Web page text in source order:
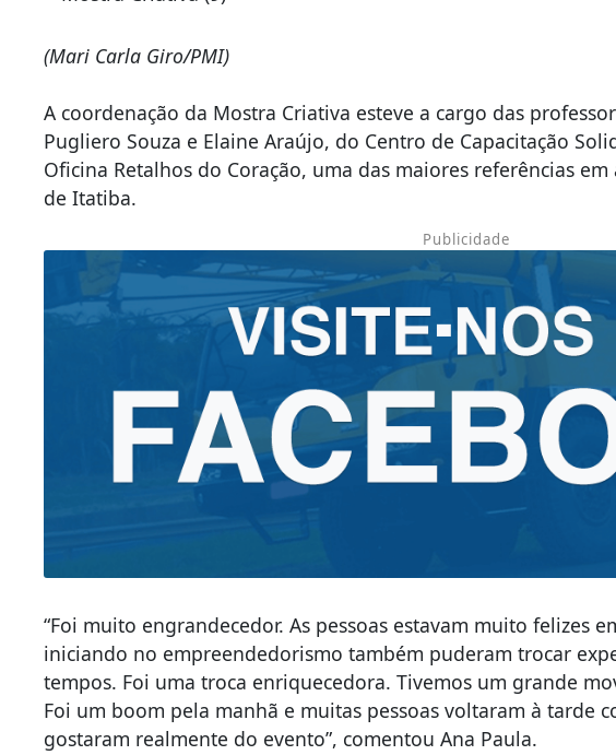
(Mari Carla Giro/PMI)
A coordenação da Mostra Criativa esteve a cargo das
Pugliero Souza e Elaine Araújo, do Centro de Capacitação
Oficina Retalhos do Coração, uma das maiores referências
de Itatiba.
Publicidade
“Foi muito engrandecedor. As pessoas estavam muito felizes
iniciando no empreendedorismo também puderam trocar
tempos. Foi uma troca enriquecedora. Tivemos um grande
Foi um boom pela manhã e muitas pessoas voltaram à tarde
gostaram realmente do evento”, comentou Ana Paula.